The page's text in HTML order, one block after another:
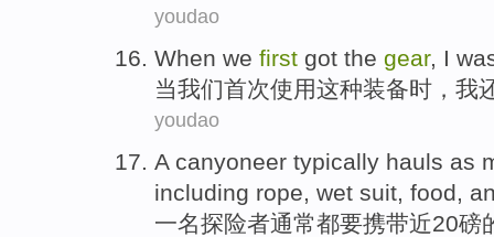
youdao
When we first got the gear, I
当我们首次使用这种装备时， 我
youdao
A canyoneer typically hauls as
including rope, wet suit, food,
一名探险者通常都要携带近20磅